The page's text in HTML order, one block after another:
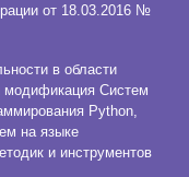
от 18.03.2016 №
в области
модификация Систем
Python,
на языке
и инструментов